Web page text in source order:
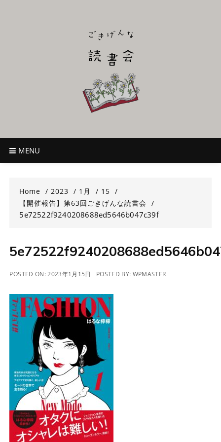
ごきげんな読
~児童書好き主催者によるオールジャンルOK！のんびり読書会~
MENU
Home 2023 1月
15
【開催報告】第63回ごきげんな読書会
5e72522f9240208688ed5646b047c39f
POSTED ON:2023年1月15日 POSTED BY: WPMASTER